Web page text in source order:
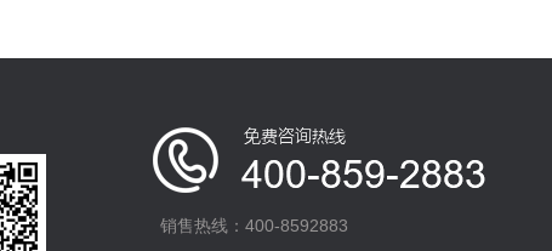
销售热线：400-8592883